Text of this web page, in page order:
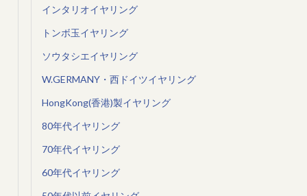
インタリオイヤリング
トンボ玉イヤリング
ソウタシエイヤリング
W.GERMANY・西ドイツイヤリング
HongKong(香港)製イヤリング
80年代イヤリング
70年代イヤリング
60年代イヤリング